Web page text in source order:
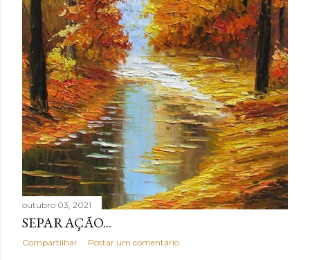
outubro 03, 2021
SEPARAÇÃO...
Compartilhar Postar um comentário